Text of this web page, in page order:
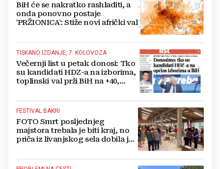
BiH će se nakratko rashladiti, a
onda ponovno postaje
'PRŽIONICA': Stiže novi afrički val
TISKANO IZDANJE, 7. KOLOVOZA
Večernji list u petak donosi: Tko
su kandidati HDZ-a na izborima,
toplinski val prži BiH na +40,
FESTIVAL BAKRI
FOTO Smrt posljednjeg
majstora trebala je biti kraj, no
priča iz livanjskog sela dobila je